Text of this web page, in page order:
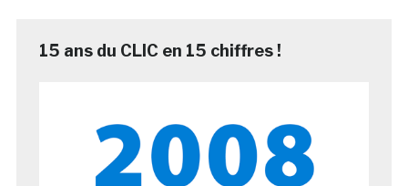
15 ans du CLIC en 15 chiffres !